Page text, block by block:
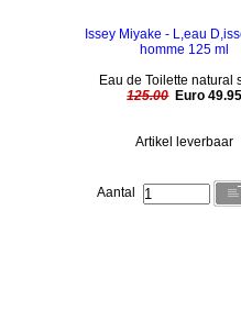
Issey Miyake - L,eau
homme 125 ml
Eau de Toilette natural
125.00 Euro
Artikel leverbaar
Aantal